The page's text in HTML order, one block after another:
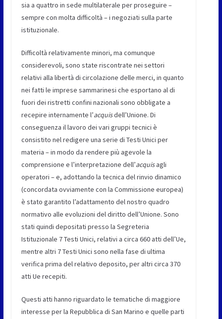
sia a quattro in sede multilaterale per proseguire –
sempre con molta difficoltà – i negoziati sulla parte
istituzionale.
Difficoltà relativamente minori, ma comunque
considerevoli, sono state riscontrate nei settori
relativi alla libertà di circolazione delle merci, in quanto
nei fatti le imprese sammarinesi che esportano al di
fuori dei ristretti confini nazionali sono obbligate a
recepire internamente l’acquisdell’Unione. Di
conseguenza il lavoro dei vari gruppi tecnici è
consistito nel redigere una serie di Testi Unici per
materia – in modo da rendere più agevole la
comprensione e l’interpretazione dell’acquisagli
operatori – e, adottando la tecnica del rinvio dinamico
(concordata ovviamente con la Commissione europea)
è stato garantito l’adattamento del nostro quadro
normativo alle evoluzioni del diritto dell’Unione. Sono
stati quindi depositati presso la Segreteria
Istituzionale 7 Testi Unici, relativi a circa 660 atti dell’Ue,
mentre altri 7 Testi Unici sono nella fase di ultima
verifica prima del relativo deposito, per altri circa 370
atti Ue recepiti.
Questi atti hanno riguardato le tematiche di maggiore
interesse per la Repubblica di San Marino e quelle parti